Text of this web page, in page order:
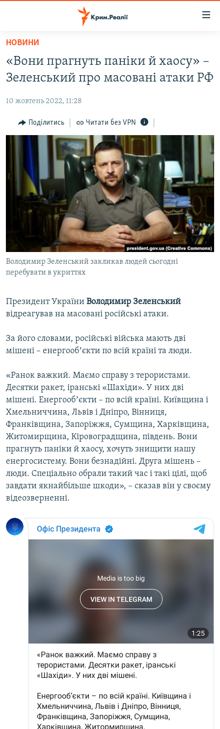
Перейти
основного
матеріалу
до
навігації
Перейти
ВОДА.КРИМ
ПОЛІТИКА
БЛОГИ
ПОГЛЯД
ІНТЕРВ'Ю
ВСЕ ЗА ДЕНЬ
СПЕЦПРОЕКТИ
ДЕПОРТАЦІЯ
ВІДЕОУРОКИ «ELIFBE»
СВІДЧЕННЯ ОКУПАЦІЇ
УКРАЇНСЬКА ПРОБЛЕМА КРИМУ
ЯК ОБІЙТИ БЛОКУВАННЯ
Русский
Qırımtatar
НОВИНИ
«Вони прагнуть паніки й хаосу» –
Зеленський про масовані атаки РФ
10 жовтень 2022, 11:28
Поділитись Читати без VPN
Володимир Зеленський закликав людей сьогодні
перебувати в укриттях
Президент України Володимир Зеленський
відреагував на масовані російські атаки.
За його словами, російські війська мають дві
мішені – енергообʼєкти по всій країні та люди.
«Ранок важкий. Маємо справу з терористами.
Десятки ракет, іранські «Шахіди». У них дві
мішені. Енергообʼєкти – по всій країні. Київщина і
Хмельниччина, Львів і Дніпро, Вінниця,
Франківщина, Запоріжжя, Сумщина, Харківщина,
Житомирщина, Кіровоградщина, південь. Вони
прагнуть паніки й хаосу, хочуть знищити нашу
енергосистему. Вони безнадійні. Друга мішень –
люди. Спеціально обрали такий час і такі цілі, щоб
завдати якнайбільше шкоди», – сказав він у своєму
відеозверненні.